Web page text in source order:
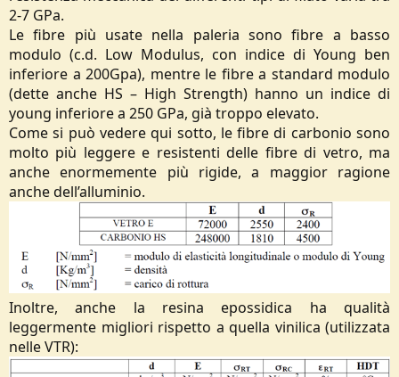
2-7 GPa.
Le fibre più usate nella paleria sono fibre a basso
modulo (c.d. Low Modulus, con indice di Young ben
inferiore a 200Gpa), mentre le fibre a standard modulo
(dette anche HS – High Strength) hanno un indice di
young inferiore a 250 GPa, già troppo elevato.
Come si può vedere qui sotto, le fibre di carbonio sono
molto più leggere e resistenti delle fibre di vetro, ma
anche enormemente più rigide, a maggior ragione
anche dell’alluminio.
Inoltre, anche la resina epossidica ha qualità
leggermente migliori rispetto a quella vinilica (utilizzata
nelle VTR):